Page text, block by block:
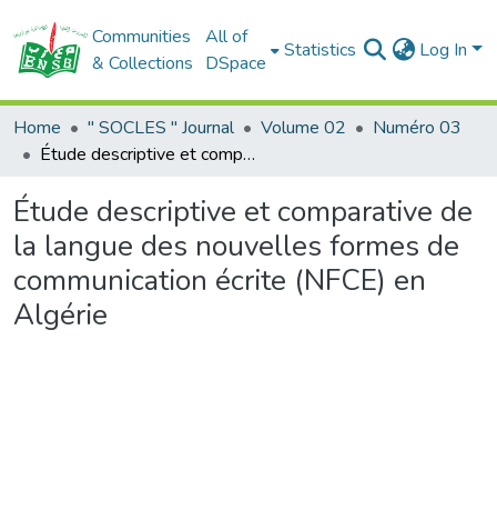
Communities
& Collections
All of
DSpace
Statistics Log In
Home " SOCLES " Journal Volume 02
Numéro 03
Étude descriptive et comparative de la langue des nouvelles formes de communication écrite (NFCE) en Algérie
Étude descriptive et comparative de
la langue des nouvelles formes de
communication écrite (NFCE) en
Algérie